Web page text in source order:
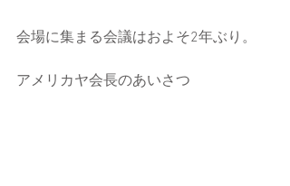
会場に集まる会議はおよそ2年ぶり。
アメリカヤ会長のあいさつ